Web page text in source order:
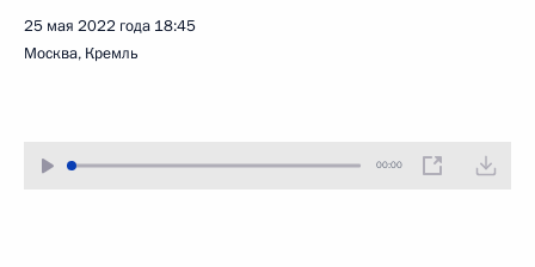
25 мая 2022 года 18:45
Москва, Кремль
00:00